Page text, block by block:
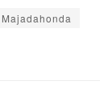
Majadahonda